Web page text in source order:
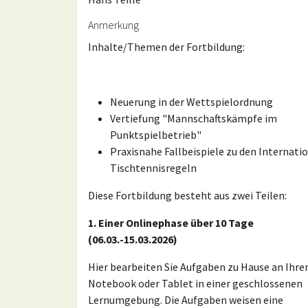
Anmerkung
Inhalte/Themen der Fortbildung:
Neuerung in der Wettspielordnung
Vertiefung "Mannschaftskämpfe im
Punktspielbetrieb"
Praxisnahe Fallbeispiele zu den
Tischtennisregeln
Diese Fortbildung besteht aus zwei Teilen:
1. Einer Onlinephase über 10 Tage
(06.03.-15.03.2026)
Hier bearbeiten Sie Aufgaben zu Hause an
Notebook oder Tablet in einer geschlossenen
Lernumgebung. Die Aufgaben weisen eine